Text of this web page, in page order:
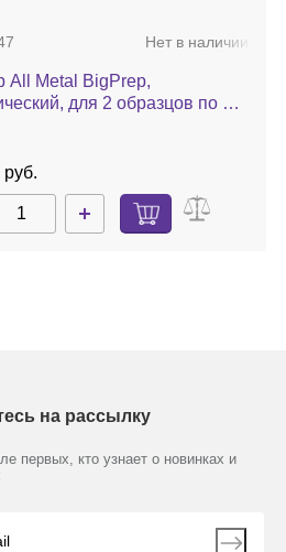
Нет в наличии
All Metal BigPrep,
для 2 образцов по 50
на рассылку
первых, кто узнает о новинках и